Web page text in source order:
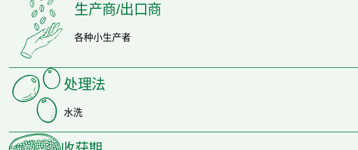
生产商/出口商
各种小生产者
处理法
水洗